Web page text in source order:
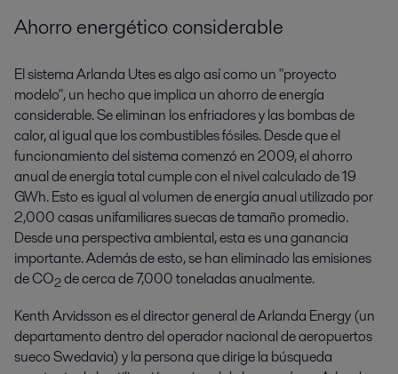
Ahorro energético considerable
El sistema Arlanda Utes es algo así como un "proyecto
modelo", un hecho que implica un ahorro de energía
considerable. Se eliminan los enfriadores y las bombas de
calor, al igual que los combustibles fósiles. Desde que el
funcionamiento del sistema comenzó en 2009, el ahorro
anual de energía total cumple con el nivel calculado de 19
GWh. Esto es igual al volumen de energía anual utilizado por
2,000 casas unifamiliares suecas de tamaño promedio.
Desde una perspectiva ambiental, esta es una ganancia
importante. Además de esto, se han eliminado las emisiones
de CO2de cerca de 7,000 toneladas anualmente.
Kenth Arvidsson es el director general de Arlanda Energy (un
departamento dentro del operador nacional de aeropuertos
sueco Swedavia) y la persona que dirige la búsqueda